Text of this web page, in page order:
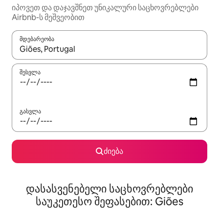
იპოვეთ და დაჯავშნეთ უნიკალური საცხოვრებლები
Airbnb-ს მეშვეობით
მდებარეობა
როცა შედეგები ხელმისაწვდომი გახდება, ნავიგაციისთვის
შესვლა
გასვლა
ძიება
დასასვენებელი საცხოვრებლები
საუკეთესო შეფასებით: Giões